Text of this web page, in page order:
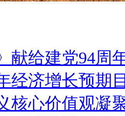
献给建党94周
经济增长预期
核心价值观凝